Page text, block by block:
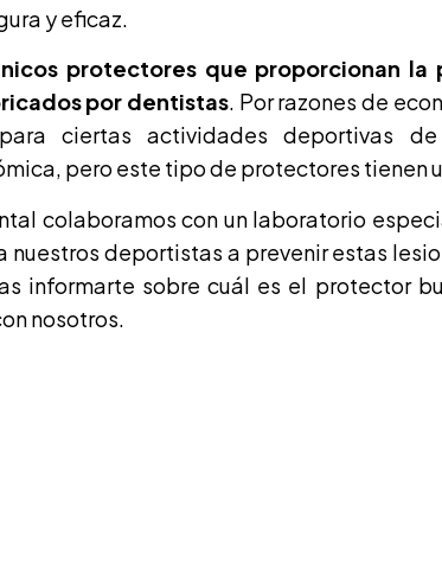
y eficaz.
protectores que proporcionan
por dentistas. Por razones de
ciertas actividades deportivas
pero este tipo de protectores tienen
colaboramos con un laboratorio
nuestros deportistas a prevenir estas
informarte sobre cuál es el protector
nosotros.